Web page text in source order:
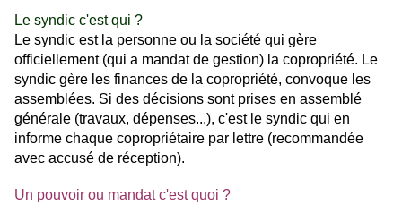
Le syndic c'est qui ?
Le syndic est la personne ou la société qui gère
officiellement (qui a mandat de gestion) la copropriété. Le
syndic gère les finances de la copropriété, convoque les
assemblées. Si des décisions sont prises en assemblé
générale (travaux, dépenses...), c'est le syndic qui en
informe chaque copropriétaire par lettre (recommandée
avec accusé de réception).
Un pouvoir ou mandat c'est quoi ?